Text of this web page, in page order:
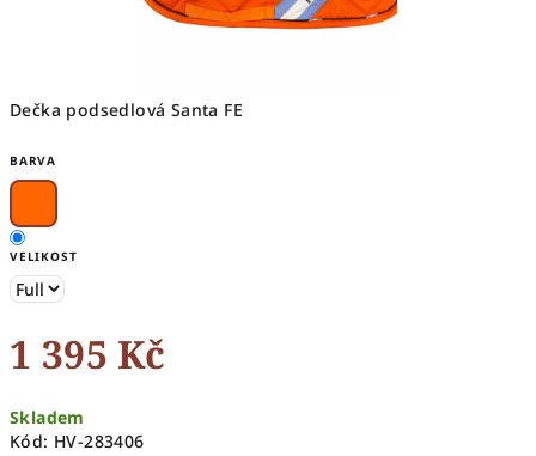
Dečka podsedlová Santa FE
BARVA
VELIKOST
1 395 Kč
cena:
Skladem
Kód: HV-283406